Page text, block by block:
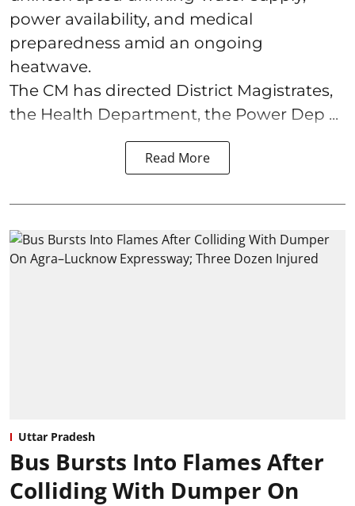
power availability, and medical
preparedness amid an ongoing
heatwave.
The CM has directed District Magistrates,
the Health Department, the Power Dep ...
Read More
Uttar Pradesh
Bus Bursts Into Flames After
Colliding With Dumper On